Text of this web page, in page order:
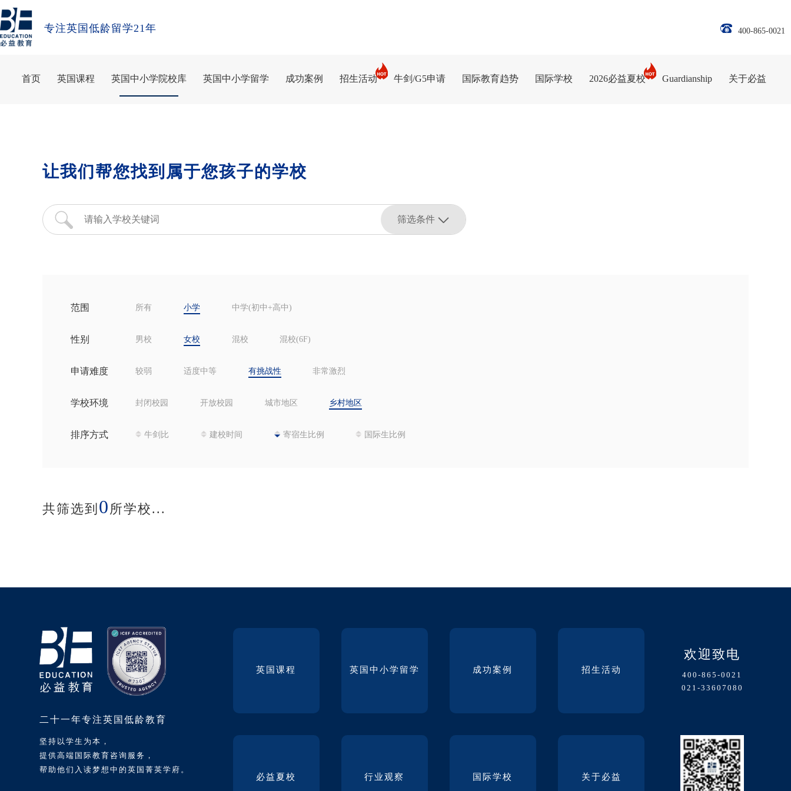
专注英国低龄留学21年 400-865-0021
首页 英国课程 英国中小学院校库 英国中小学留学 成功案例 招生活动 牛剑/G5申请 国际教育趋势 国际学校 2026必益夏校 Guardianship 关于必益
让我们帮您找到属于您孩子的学校
筛选条件
范围 所有 小学 中学(初中+高中)
性别 男校 女校 混校 混校(6F)
申请难度 较弱 适度中等 有挑战性 非常激烈
学校环境 封闭校园 开放校园 城市地区 乡村地区
排序方式 牛剑比 建校时间 寄宿生比例 国际生比例
共筛选到 0所学校...
二十一年专注英国低龄教育
坚持以学生为本，
提供高端国际教育咨询服务，
帮助他们入读梦想中的英国菁英学府。
英国课程 英国中小学留学 成功案例 招生活动
必益夏校 行业观察 国际学校 关于必益
欢迎致电
400-865-0021
021-33607080